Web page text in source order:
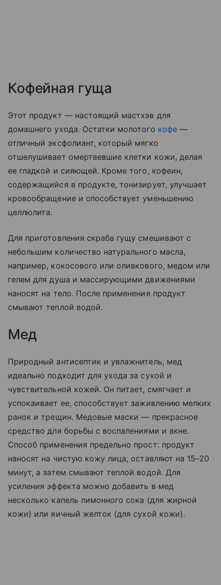
Кофейная гуща
Этот продукт — настоящий мастхэв для
домашнего ухода. Остатки молотого кофе—
отличный эксфолиант, который мягко
отшелушивает омертвевшие клетки кожи, делая
ее гладкой и сияющей. Кроме того, кофеин,
содержащийся в продукте, тонизирует, улучшает
кровообращение и способствует уменьшению
целлюлита.
Для приготовления скраба гущу смешивают с
небольшим количество натурального масла,
например, кокосового или оливкового, медом или
гелем для душа и массирующими движениями
наносят на тело. После применения продукт
смывают теплой водой.
Мед
Природный антисептик и увлажнитель, мед
идеально подходит для ухода за сухой и
чувствительной кожей. Он питает, смягчает и
успокаивает ее, способствует заживлению мелких
ранок и трещин. Медовые маски — прекрасное
средство для борьбы с воспалениями и акне.
Способ применения предельно прост: продукт
наносят на чистую кожу лица, оставляют на 15–20
минут, а затем смывают теплой водой. Для
усиления эффекта можно добавить в мед
несколько капель лимонного сока (для жирной
кожи) или яичный желток (для сухой кожи).